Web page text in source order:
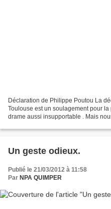
Déclaration de Philippe Poutou La
Toulouse est un soulagement pour
drame aussi insupportable . Mais
Un geste odieux.
Publié le 21/03/2012 à 11:58
Par NPA QUIMPER